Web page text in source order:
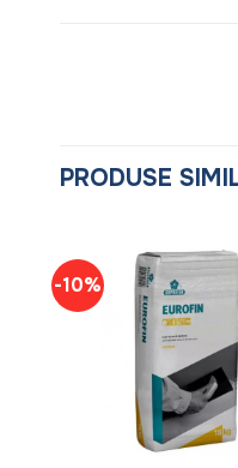
PRODUSE
-10%